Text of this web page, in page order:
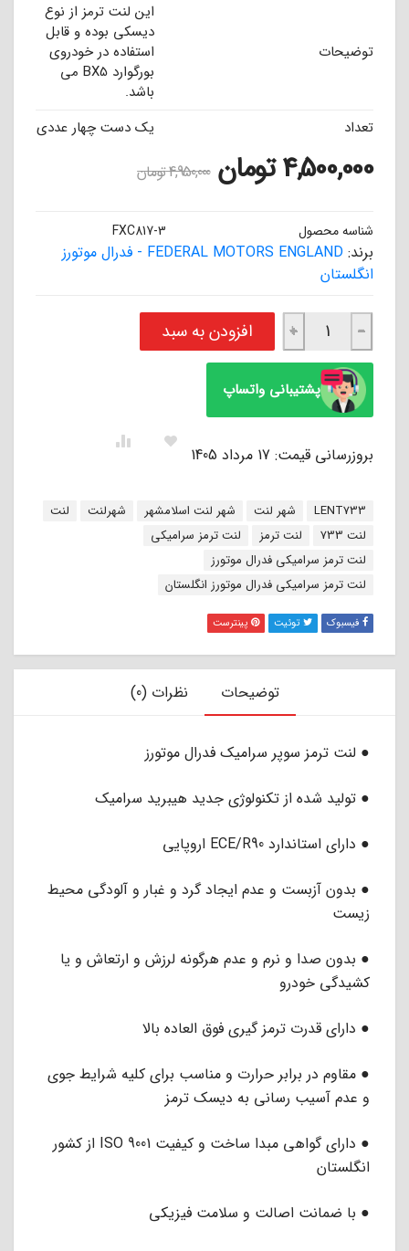
توضیحات
این لنت ترمز از نوع
دیسکی بوده و قابل
استفاده در خودروی
بورگوارد BX5 می
باشد.
تعداد
یک دست چهار عددی
4,500,000تومان 4,950,000تومان
شناسه محصول FXC817-3
برند:
FEDERAL MOTORS ENGLAND - فدرال موتورز
انگلستان
لنت ترمز سوپر سرامیکی عقب بورگوارد BX5 فدرال موتورز انگلستان FEDERAL عدد
−
+ افزودن به سبد
پشتیبانی واتساپ
بروزرسانی قیمت: 17 مرداد 1405
برچسب:
LENT733 شهر لنت شهر لنت اسلامشهر شهرلنت
لنت
لنت 733
لنت ترمز
لنت ترمز سرامیکی
لنت ترمز سرامیکی فدرال موتورز
لنت ترمز سرامیکی فدرال موتورز انگلستان
فیسبوک توئیت پینترست
توضیحات نظرات (0)
● لنت ترمز سوپر سرامیک فدرال موتورز
● تولید شده از تکنولوژی جدید هیبرید سرامیک
● دارای استاندارد ECE/R90 اروپایی
● بدون آزبست و عدم ایجاد گرد و غبار و آلودگی محیط
زیست
● بدون صدا و نرم و عدم هرگونه لرزش و ارتعاش و یا
کشیدگی خودرو
● دارای قدرت ترمز گیری فوق العاده بالا
● مقاوم در برابر حرارت و مناسب برای کلیه شرایط جوی
و عدم آسیب رسانی به دیسک ترمز
● دارای گواهی مبدا ساخت و کیفیت ISO 9001 از کشور
انگلستان
● با ضمانت اصالت و سلامت فیزیکی